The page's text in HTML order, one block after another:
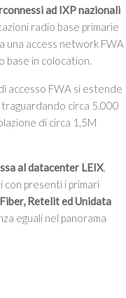
ad IXP nazionali
radio base primarie
una access network FWA
base in colocation.
accesso FWA si estende
traguardando circa 5.000
di circa 1,5M
al datacenter LEIX,
presenti i primari
Retelit ed Unidata
eguali nel panorama